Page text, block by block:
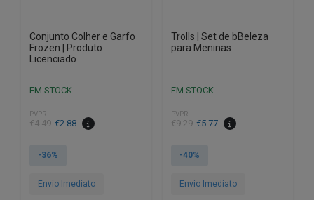
Conjunto Colher e Garfo
Frozen | Produto
Licenciado
EM STOCK
PVPR
€4.49
O
original
€4.49.
€2.88
O
atual
€2.88.
-36%
Envio Imediato
Trolls | Set de bBeleza
para Meninas
EM STOCK
PVPR
€9.29 €5.77
-40%
Envio Imediato